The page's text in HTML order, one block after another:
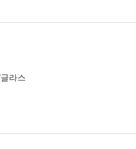
라스